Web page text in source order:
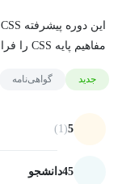
مفاهیم پایه CSS را فرا گرفته اند...
جدید گواهی‌نامه
5
(1)
45دانشجو